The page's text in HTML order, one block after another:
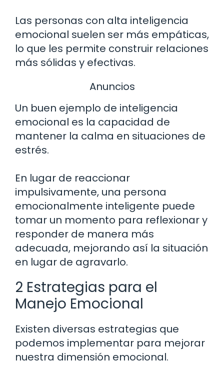
Las personas con alta inteligencia
emocional suelen ser más empáticas,
lo que les permite construir relaciones
más sólidas y efectivas.
Anuncios
Un buen ejemplo de inteligencia
emocional es la capacidad de
mantener la calma en situaciones de
estrés.
En lugar de reaccionar
impulsivamente, una persona
emocionalmente inteligente puede
tomar un momento para reflexionar y
responder de manera más
adecuada, mejorando así la situación
en lugar de agravarlo.
2 Estrategias para el
Manejo Emocional
Existen diversas estrategias que
podemos implementar para mejorar
nuestra dimensión emocional.